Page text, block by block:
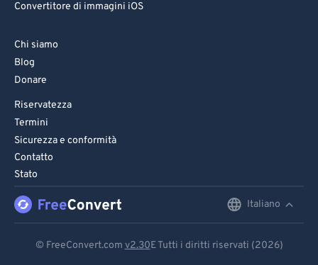
Convertitore di immagini iOS
Chi siamo
Blog
Donare
Riservatezza
Termini
Sicurezza e conformità
Contatto
Stato
Italiano
© FreeConvert.com v2.30E Tutti i diritti riservati (2026)